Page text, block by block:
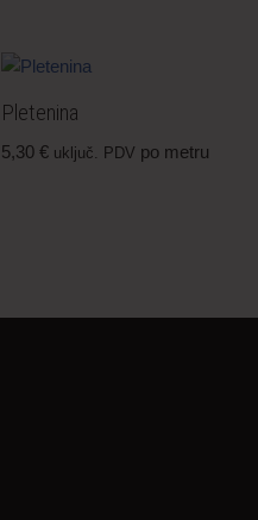
Pletenina
5,30€ uključ. PDV po metru